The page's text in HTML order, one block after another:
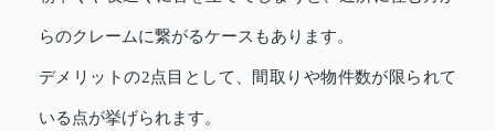
らのクレームに繋がるケースもあります。
デメリットの2点目として、間取りや物件数が限られて
いる点が挙げられます。